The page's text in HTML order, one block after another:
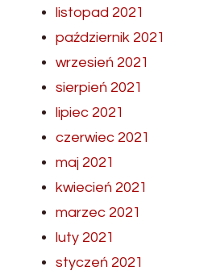
listopad 2021
październik 2021
wrzesień 2021
sierpień 2021
lipiec 2021
czerwiec 2021
maj 2021
kwiecień 2021
marzec 2021
luty 2021
styczeń 2021